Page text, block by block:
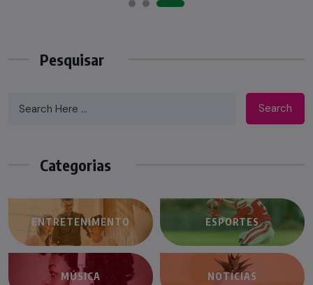
Pesquisar
Search
Categorias
ENTRETENIMENTO ESPORTES
MÚSICA NOTÍCIAS